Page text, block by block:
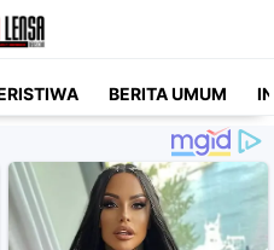
BERITA UMUM